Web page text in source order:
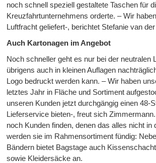
noch schnell speziell gestaltete Taschen für
Kreuzfahrtunternehmens orderte. – Wir
Luftfracht geliefert-, berichtet Stefanie van
Auch Kartonagen im Angebot
Noch schneller geht es nur bei der neutralen
übrigens auch in kleinen Auflagen
Logo bedruckt werden kann. – Wir haben
letztes Jahr in Fläche und Sortiment
unseren Kunden jetzt durchgängig einen 48-
Lieferservice bieten-, freut sich
noch Kunden finden, denen das alles nicht in
werden sie im Rahmensortiment fündig:
Bändern bietet Bagstage auch
sowie Kleidersäcke an.